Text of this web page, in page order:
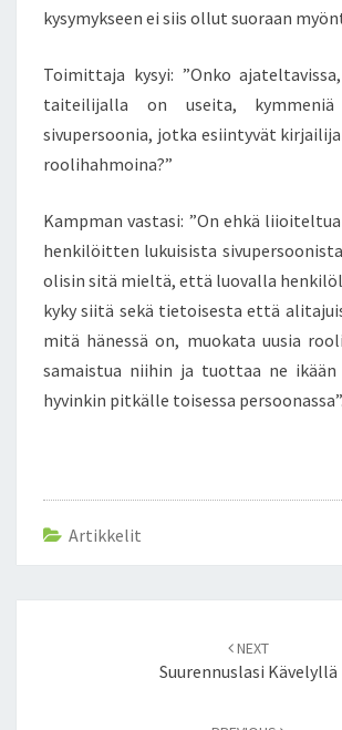
kysymykseen ei siis ollut suoraan
Toimittaja kysyi: ”Onko
taiteilijalla on useita,
sivupersoonia, jotka esiintyvät
roolihahmoina?”
Kampman vastasi: ”On ehkä
henkilöitten lukuisista
olisin sitä mieltä, että luovalla
kyky siitä sekä tietoisesta että
mitä hänessä on, muokata uusia
samaistua niihin ja tuottaa ne
hyvinkin pitkälle toisessa persoonassa”.
Artikkelit
NEXT
Suurennuslasi Kävelyllä